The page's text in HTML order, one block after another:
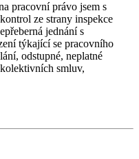
pracovní právo jsem s
ze strany inspekce
jednání s
týkající se pracovního
odstupné, neplatné
smluv,